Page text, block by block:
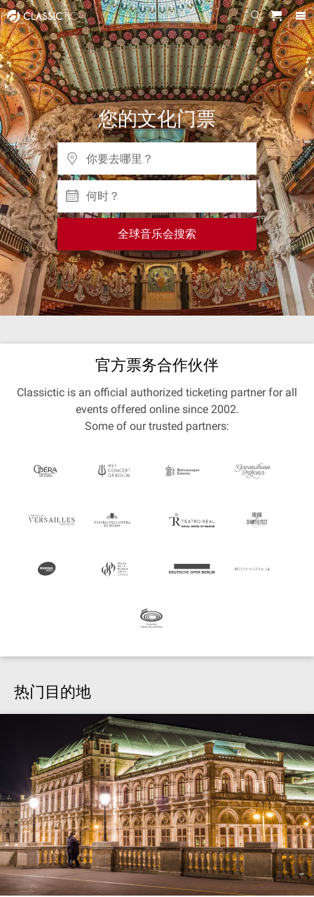
您的文化门票
何时？
全球音乐会搜索
官方票务合作伙伴
Classictic is an official authorized ticketing partner for all
events offered online since 2002.
Some of our trusted partners:
热门目的地